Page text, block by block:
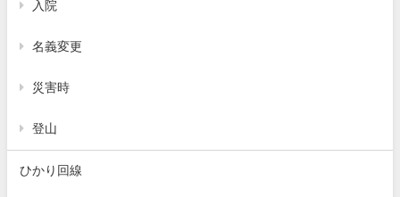
入院
名義変更
災害時
登山
ひかり回線